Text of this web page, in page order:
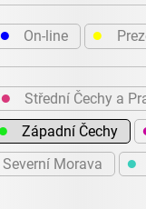
● On-line ●
● Střední Čechy a
Západní Čechy
Severní Morava ●